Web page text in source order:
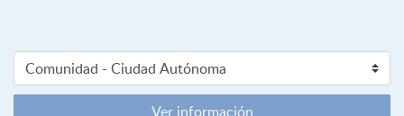
Ver información